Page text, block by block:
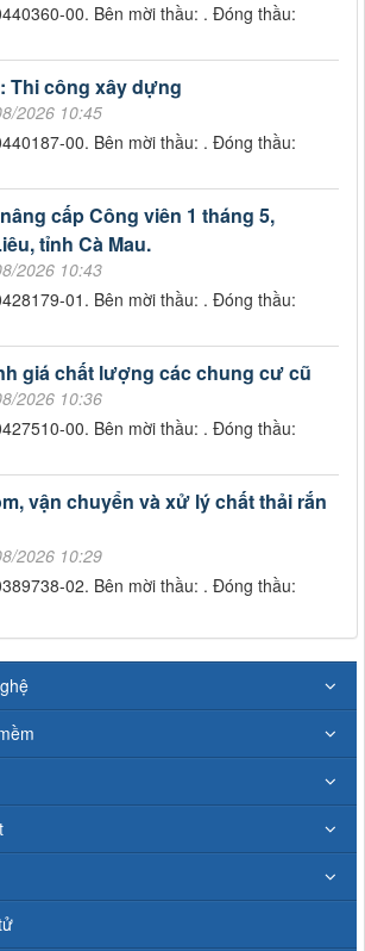
00. Bên mời thầu: . Đóng thầu:
Thi công xây dựng
2026 10:45
00. Bên mời thầu: . Đóng thầu:
cấp Công viên 1 tháng 5,
tỉnh Cà Mau.
2026 10:43
01. Bên mời thầu: . Đóng thầu:
giá chất lượng các chung cư cũ
2026 10:36
00. Bên mời thầu: . Đóng thầu:
vận chuyển và xử lý chất thải rắn
2026 10:29
02. Bên mời thầu: . Đóng thầu: